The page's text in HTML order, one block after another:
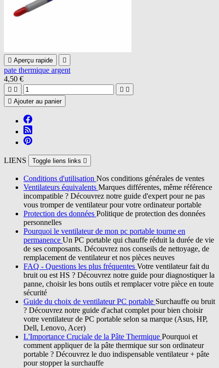
 Aperçu rapide 
pate thermique argent
4,50 €
   
 Ajouter au panier
LIENS Toggle liens links 
Conditions d'utilisation Nos conditions générales de ventes
Ventilateurs équivalents Marques différentes, même référence
incompatible ? Découvrez notre guide d'expert pour ne pas
vous tromper de ventilateur pour votre ordinateur portable
Protection des données Politique de protection des données
personnelles
Pourquoi le ventilateur de mon pc portable tourne en
permanence Un PC portable qui chauffe réduit la durée de vie
de ses composants. Découvrez nos conseils de nettoyage, de
remplacement de ventilateur et nos pièces neuves
FAQ - Questions les plus fréquentes Votre ventilateur fait du
bruit ou est HS ? Découvrez notre guide pour diagnostiquer la
panne, choisir les bons outils et remplacer votre pièce en toute
sécurité
Guide du choix de ventilateur PC portable Surchauffe ou bruit
? Découvrez notre guide d'achat complet pour bien choisir
votre ventilateur de PC portable selon sa marque (Asus, HP,
Dell, Lenovo, Acer)
L'Importance Cruciale de la Pâte Thermique Pourquoi et
comment appliquer de la pâte thermique sur son ordinateur
portable ? Découvrez le duo indispensable ventilateur + pâte
pour stopper la surchauffe